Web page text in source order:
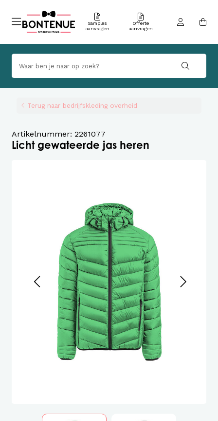
Samples
aanvragen
Offerte
aanvragen
Terug naar bedrijfskleding overheid
Artikelnummer: 2261077
Licht gewateerde jas heren